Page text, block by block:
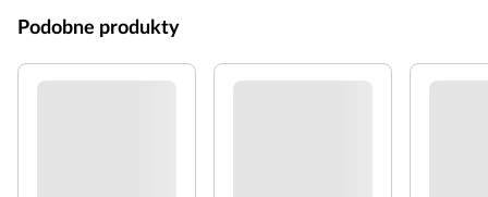
Podobne produkty